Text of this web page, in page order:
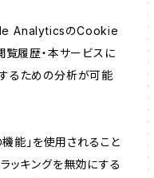
AnalyticsのCookie
覧履歴・本サービスに
るための分析が可能
能」を使用されること
ッキングを無効にする